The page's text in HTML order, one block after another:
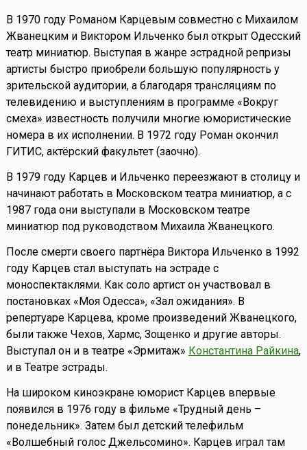
В 1970 году Романом Карцевым совместно с Михаилом
Жванецким и Виктором Ильченко был открыт Одесский
театр миниатюр. Выступая в жанре эстрадной репризы
артисты быстро приобрели большую популярность у
зрительской аудитории, а благодаря трансляциям по
телевидению и выступлениям в программе «Вокруг
смеха» известность получили многие юмористические
номера в их исполнении. В 1972 году Роман окончил
ГИТИС, актёрский факультет (заочно).
В 1979 году Карцев и Ильченко переезжают в столицу и
начинают работать в Московском театра миниатюр, а с
1987 года они выступали в Московском театре
миниатюр под руководством Михаила Жванецкого.
После смерти своего партнёра Виктора Ильченко в 1992
году Карцев стал выступать на эстраде с
моноспектаклями. Как соло артист он участвовал в
постановках «Моя Одесса», «Зал ожидания». В
репертуаре Карцева, кроме произведений Жванецкого,
были также Чехов, Хармс, Зощенко и другие авторы.
Выступал он и в театре «Эрмитаж» Константина Райкина,
и в Театре эстрады.
На широком киноэкране юморист Карцев впервые
появился в 1976 году в фильме «Трудный день –
понедельник». Затем был детский телефильм
«Волшебный голос Джельсомино». Карцев играл там